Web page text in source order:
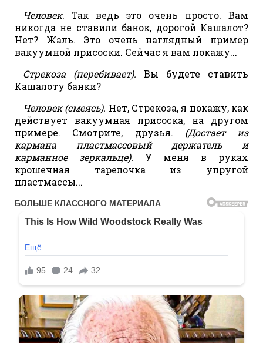
Человек. Так ведь это очень просто. Вам
никогда не ставили банок, дорогой Кашалот?
Нет? Жаль. Это очень наглядный пример
вакуумной присоски. Сейчас я вам покажу...
Стрекоза (перебивает). Вы будете ставить
Кашалоту банки?
Человек (смеясь). Нет, Стрекоза, я покажу, как
действует вакуумная присоска, на другом
примере. Смотрите, друзья. (Достает из
кармана пластмассовый держатель и
карманное зеркальце). У меня в руках
крошечная тарелочка из упругой
пластмассы...